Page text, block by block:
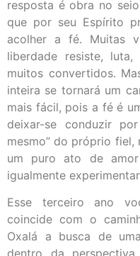
resposta é obra no
que por seu Espírito
acolher a fé. Muitas
liberdade resiste,
muitos convertidos.
inteira se tornará um
mais fácil, pois a fé é
deixar-se conduzir
mesmo” do próprio fiel,
um puro ato de
igualmente
Esse terceiro ano
coincide com o
Oxalá a busca de
dentro da